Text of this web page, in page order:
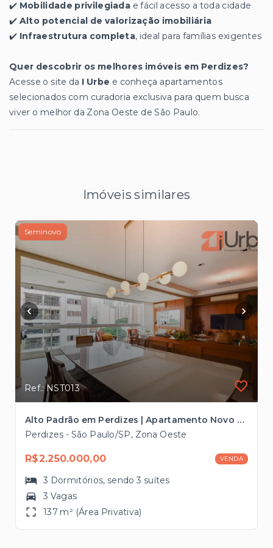
✔️ Mobilidade privilegiada e fácil acesso a toda cidade
✔️ Alto potencial de valorização imobiliária
✔️ Infraestrutura completa, ideal para famílias exigentes
Quer descobrir os melhores imóveis em Perdizes?
Acesse o site da I Urbe e conheça apartamentos
selecionados com curadoria exclusiva para quem busca
viver o melhor da Zona Oeste de São Paulo.
Imóveis similares
Seminovo
Ref.: NST013
Alto Padrão em Perdizes | Apartamento Novo com 3 Suítes e Quadra de Tênis
Perdizes - São Paulo/SP, Zona Oeste
R$2.250.000,00 VENDA
3 Dormitórios, sendo3 suítes
3 Vagas
137 m² (Área Privativa)